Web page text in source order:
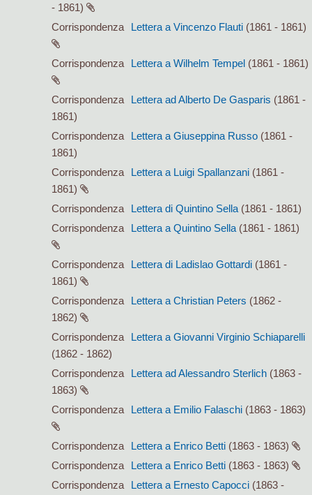
- 1861)
Corrispondenza
Lettera a Vincenzo Flauti (1861 - 1861)
Corrispondenza Lettera a Wilhelm Tempel (1861 - 1861)
Corrispondenza Lettera ad Alberto De Gasparis (1861 -
1861)
Corrispondenza
Lettera a Giuseppina Russo (1861 -
1861)
Corrispondenza
Lettera a Luigi Spallanzani (1861 -
1861)
Corrispondenza
Lettera di Quintino Sella (1861 - 1861)
Corrispondenza
Lettera a Quintino Sella (1861 - 1861)
Corrispondenza Lettera di Ladislao Gottardi (1861 -
1861)
Corrispondenza
Lettera a Christian Peters (1862 -
1862)
Corrispondenza
Lettera a Giovanni Virginio Schiaparelli
(1862 - 1862)
Corrispondenza
Lettera ad Alessandro Sterlich (1863 -
1863)
Corrispondenza
Lettera a Emilio Falaschi (1863 - 1863)
Corrispondenza Lettera a Enrico Betti (1863 - 1863)
Corrispondenza
Lettera a Enrico Betti (1863 - 1863)
Corrispondenza
Lettera a Ernesto Capocci (1863 -